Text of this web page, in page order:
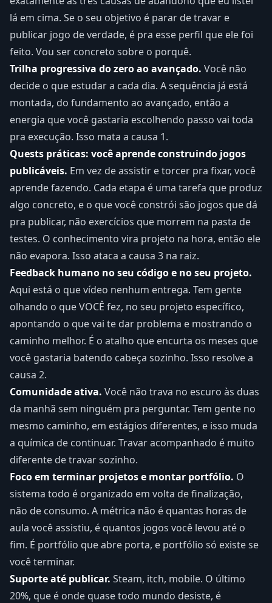
lá em cima. Se o seu objetivo é parar de travar e
publicar jogo de verdade, é pra esse perfil que ele foi
feito. Vou ser concreto sobre o porquê.
Trilha progressiva do zero ao avançado. Você não
decide o que estudar a cada dia. A sequência já está
montada, do fundamento ao avançado, então a
energia que você gastaria escolhendo passo vai toda
pra execução. Isso mata a causa 1.
Quests práticas: você aprende construindo jogos
publicáveis. Em vez de assistir e torcer pra fixar, você
aprende fazendo. Cada etapa é uma tarefa que produz
algo concreto, e o que você constrói são jogos que dá
pra publicar, não exercícios que morrem na pasta de
testes. O conhecimento vira projeto na hora, então ele
não evapora. Isso ataca a causa 3 na raiz.
Feedback humano no seu código e no seu projeto.
Aqui está o que vídeo nenhum entrega. Tem gente
olhando o que VOCÊ fez, no seu projeto específico,
apontando o que vai te dar problema e mostrando o
caminho melhor. É o atalho que encurta os meses que
você gastaria batendo cabeça sozinho. Isso resolve a
causa 2.
Comunidade ativa. Você não trava no escuro às duas
da manhã sem ninguém pra perguntar. Tem gente no
mesmo caminho, em estágios diferentes, e isso muda
a química de continuar. Travar acompanhado é muito
diferente de travar sozinho.
Foco em terminar projetos e montar portfólio. O
sistema todo é organizado em volta de finalização,
não de consumo. A métrica não é quantas horas de
aula você assistiu, é quantos jogos você levou até o
fim. É portfólio que abre porta, e portfólio só existe se
você terminar.
Suporte até publicar. Steam, itch, mobile. O último
20%, que é onde quase todo mundo desiste, é